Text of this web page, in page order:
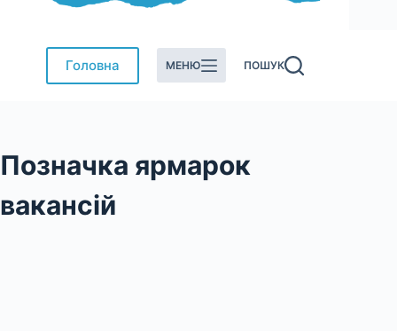
Головна МЕНЮ ПОШУК
Позначка ярмарок
вакансій